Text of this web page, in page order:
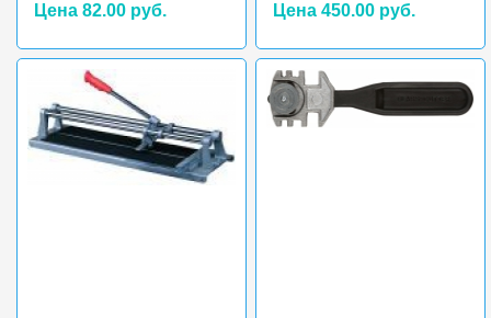
Цена 82.00 руб. Цена 450.00 руб.